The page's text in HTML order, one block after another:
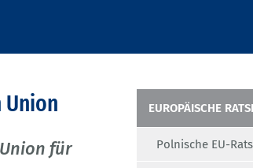
für
EUROPÄISCHE
Polnische EU-